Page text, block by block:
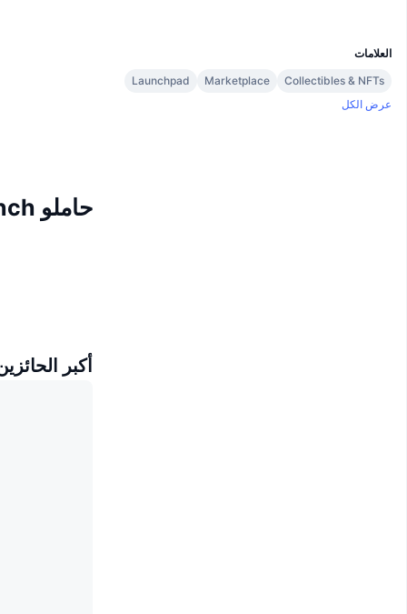
العلامات
Collectibles & NFTs
Marketplace
Launchpad
عرض الكل
حاملو NFTLaunch
أكبر